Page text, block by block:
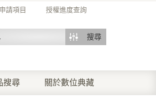
請項目 授權進度查詢
搜尋
搜尋 關於數位典藏